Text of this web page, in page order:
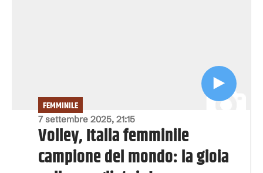
7 settembre 2025, 21:15
FEMMINILE
Volley, Italia femminile
campione del mondo: la gioia